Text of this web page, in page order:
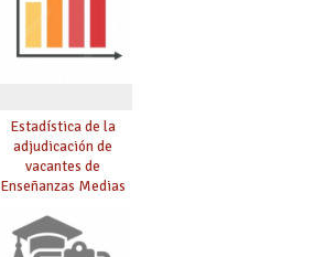
Estadística de la
adjudicación de
vacantes de
Enseñanzas Medias